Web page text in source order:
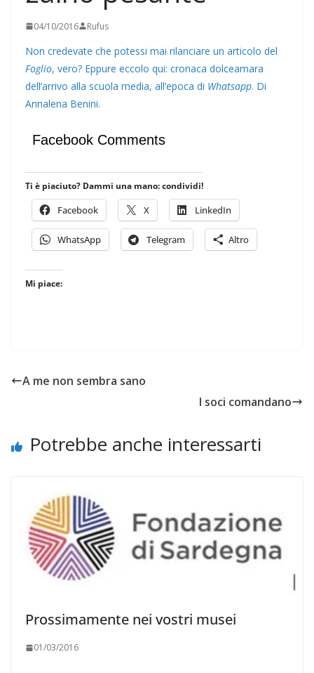
04/10/2016 Rufus
Non credevate che potessi mai rilanciare un articolo del
Foglio, vero? Eppure eccolo qui: cronaca dolceamara
dell’arrivo alla scuola media, all’epoca di Whatsapp. Di
Annalena Benini.
Facebook Comments
Ti è piaciuto? Dammi una mano: condividi!
Facebook X LinkedIn
WhatsApp Telegram Altro
Mi piace:
A me non sembra sano
I soci comandano
Potrebbe anche interessarti
Prossimamente nei vostri musei
01/03/2016